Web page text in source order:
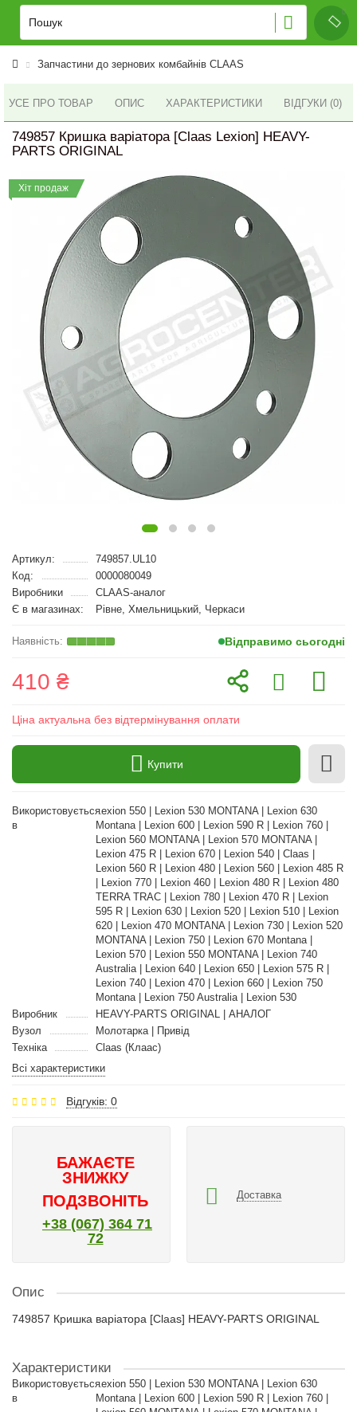
Запчастини до зернових комбайнів CLAAS
УСЕ ПРО ТОВАР ОПИС ХАРАКТЕРИСТИКИ ВІДГУКИ (0)
749857 Кришка варіатора [Claas Lexion] HEAVY-
PARTS ORIGINAL
Хіт продаж
Артикул:
749857.UL10
Код:
0000080049
Виробники
CLAAS-аналог
Є в магазинах:
Рівне, Хмельницький, Черкаси
Відправимо сьогодні
410 ₴
Ціна актуальна без відтермінування оплати
Купити
Використовується
в
Lexion 550 | Lexion 530 MONTANA | Lexion 630
Montana | Lexion 600 | Lexion 590 R | Lexion 760 |
Lexion 560 MONTANA | Lexion 570 MONTANA |
Lexion 475 R | Lexion 670 | Lexion 540 | Claas |
Lexion 560 R | Lexion 480 | Lexion 560 | Lexion 485 R
| Lexion 770 | Lexion 460 | Lexion 480 R | Lexion 480
TERRA TRAC | Lexion 780 | Lexion 470 R | Lexion
595 R | Lexion 630 | Lexion 520 | Lexion 510 | Lexion
620 | Lexion 470 MONTANA | Lexion 730 | Lexion 520
MONTANA | Lexion 750 | Lexion 670 Montana |
Lexion 570 | Lexion 550 MONTANA | Lexion 740
Australia | Lexion 640 | Lexion 650 | Lexion 575 R |
Lexion 740 | Lexion 470 | Lexion 660 | Lexion 750
Montana | Lexion 750 Australia | Lexion 530
Виробник
HEAVY-PARTS ORIGINAL | АНАЛОГ
Вузол
Молотарка | Привід
Техніка
Claas (Клаас)
Всі характеристики
Відгуків: 0
БАЖАЄТЕ
ЗНИЖКУ
ПОДЗВОНІТЬ
+38 (067) 364 71
72
Доставка
Опис
749857 Кришка варіатора [Claas] HEAVY-PARTS ORIGINAL
Характеристики
Використовується
в
Lexion 550 | Lexion 530 MONTANA | Lexion 630
Montana | Lexion 600 | Lexion 590 R | Lexion 760 |